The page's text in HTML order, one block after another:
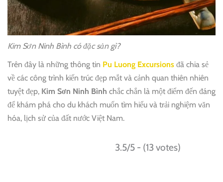
Kim Sơn Ninh Bình có đặc sản gì?
Trên đây là những thông tin Pu Luong Excursions đã chia sẻ
về các công trình kiến trúc đẹp mắt và cảnh quan thiên nhiên
tuyệt đẹp, Kim Sơn Ninh Bình chắc chắn là một điểm đến đáng
để khám phá cho du khách muốn tìm hiểu và trải nghiệm văn
hóa, lịch sử của đất nước Việt Nam.
3.5/5 - (13 votes)